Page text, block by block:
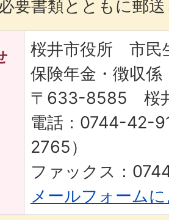
要書類とともに郵
桜井市役所 市
保険年金・徴収係
〒633-8585 桜
電話：0744-42-
2765）
ファックス：
メールフォーム